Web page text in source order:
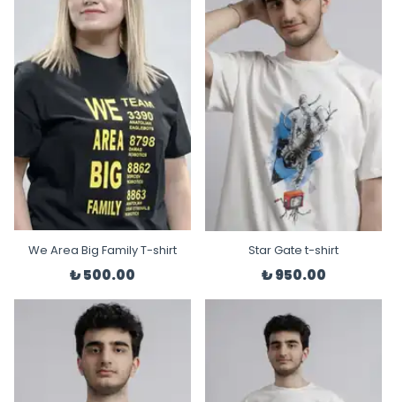
We Area Big Family T-shirt
₺ 500.00
Star Gate t-shirt
₺ 950.00